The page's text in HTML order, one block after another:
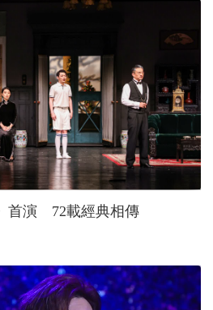
首演 72載經典相傳